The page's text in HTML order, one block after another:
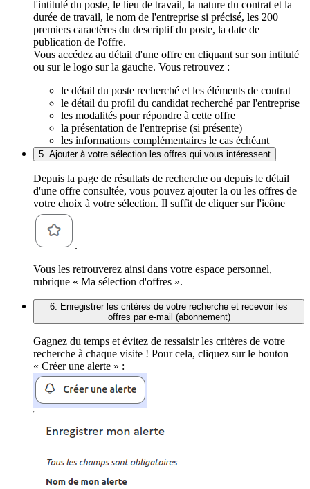
l'intitulé du poste, le lieu de travail, la nature du contrat et la
durée de travail, le nom de l'entreprise si précisé, les 200
premiers caractères du descriptif du poste, la date de
publication de l'offre.
Vous accédez au détail d'une offre en cliquant sur son intitulé
ou sur le logo sur la gauche. Vous retrouvez :
le détail du poste recherché et les éléments de contrat
le détail du profil du candidat recherché par l'entreprise
les modalités pour répondre à cette offre
la présentation de l'entreprise (si présente)
les informations complémentaires le cas échéant
5. Ajouter à votre sélection les offres qui vous intéressent
Depuis la page de résultats de recherche ou depuis le détail
d'une offre consultée, vous pouvez ajouter la ou les offres de
votre choix à votre sélection. Il suffit de cliquer sur l'icône
.
Vous les retrouverez ainsi dans votre espace personnel,
rubrique « Ma sélection d'offres ».
6. Enregistrer les critères de votre recherche et recevoir les
offres par e-mail (abonnement)
Gagnez du temps et évitez de ressaisir les critères de votre
recherche à chaque visite ! Pour cela, cliquez sur le bouton
« Créer une alerte » :